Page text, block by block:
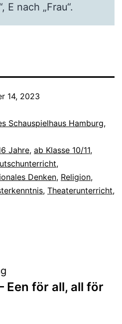
E nach „Frau“.
14, 2023
Schauspielhaus Hamburg,
Jahre, ab Klasse 10/11,
,
Denken, Religion,
, Theaterunterricht,
Een för all, all för